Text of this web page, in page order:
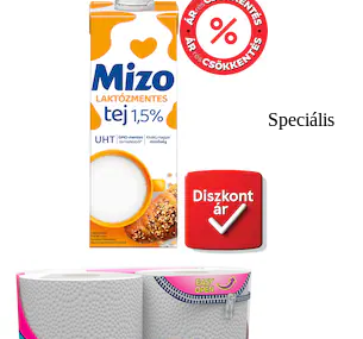
Speciális